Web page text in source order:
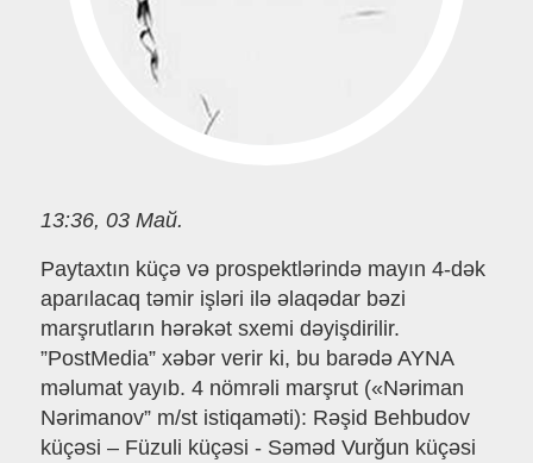
13:36, 03 Май.
Paytaxtın küçə və prospektlərində mayın 4-dək
aparılacaq təmir işləri ilə əlaqədar bəzi
marşrutların hərəkət sxemi dəyişdirilir.
”PostMedia” xəbər verir ki, bu barədə AYNA
məlumat yayıb. 4 nömrəli marşrut («Nəriman
Nərimanov” m/st istiqaməti): Rəşid Behbudov
küçəsi – Füzuli küçəsi - Səməd Vurğun küçəsi